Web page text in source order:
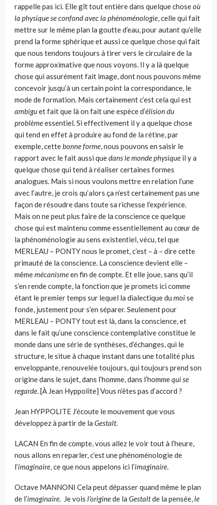
rappelle pas ici. Elle gît tout entière dans quelque choseoù
la physique se confond avec la phé­noménologie, celle qui fait
mettre sur le même plan la goutte d’eau, pour autant qu’elle
prend la forme sphérique et aussi ce quelque chose qui fait
que nous ten­dons toujours à tirer vers le circulaire de la
forme approximative que nous voyons. Il y a là quelque
chose qui assurément fait image, dont nous pouvons même
concevoir jusqu’à un certain point la correspondance, le
mode de forma­tion. Mais certainement c’est cela qui est
ambiguet fait que là on fait une espè­ce d’élision du
problèmeessentiel. Si effectivement il y a quelque chose
qui tend en effet à produire au fond de la rétine, par
exemple, cettebonne forme, nous pouvons en saisir le
rapport avec le fait aussi quedans le monde physique il y a
quelque chose qui tend à réaliser certaines formes
analogues. Mais si nous vou­lons mettre en relation l’une
avec l’autre, je crois qu’alors ça n’est certainement pas une
façon de résoudre dans toute sa richesse l’expérience.
Mais on ne peut plus faire de la conscience ce quelque
chose qui est maintenu comme essentiel­lement au cœur de
la phénoménologie au sens existentiel, vécu, tel que
MERLEAU – PONTY nous le promet, c’est – à – dire cette
primauté de la conscience. La conscience devient elle –
mêmemécanismeen fin de compte. Et elle joue, sans qu’il
s’en rende compte, la fonction que je promets ici comme
étant le premier temps sur lequel la dialectique du moise
fonde, justement pour s’en séparer. Seulement pour
MERLEAU – PONTY tout est là, dans la conscience, et
dans le fait qu’une conscience contemplative constitue le
monde dans une série de syn­thèses, d’échanges, qui le
structure, le situe à chaque instant dans une totalité plus
enveloppante, renouvelée toujours, qui toujours prend son
origine dans le sujet, dans l’homme, dans l’hommequi se
regarde. [À Jean Hyppolite] Vous n’êtes pas d’accord ?
Jean HYPPOLITE J’écoute le mouvement que vous
développez à partir de la Gestalt.
LACAN En fin de compte, vous allez le voir tout à l’heure,
nous allons en reparler, c’est une phénoménologie de
l’imaginaire, ce que nous appelons ici l’imaginaire.
Octave MANNONI Cela peut dépasser quand même le plan
de l’imaginaire. Je vois l’originede la Gestaltde la pensée,le